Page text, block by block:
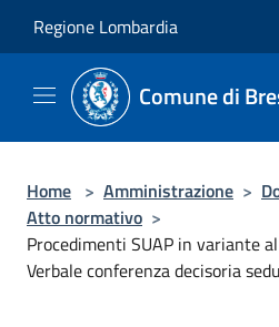
Regione Lombardia
Comune di
Home > Amministrazione >
Atto normativo >
Procedimenti SUAP in variante
Verbale conferenza decisoria